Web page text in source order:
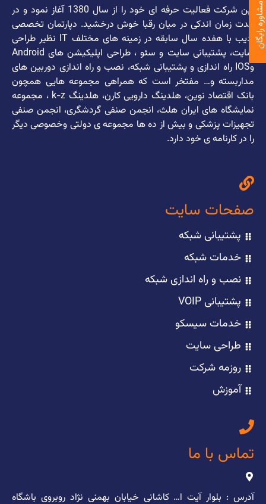
این شرکت فعالیت حرفه ای خود را از سال 1380 آغاز نمود و در
مدت زمان اندکی در میان رقبا خوش درخشید. دپارتمان تخصصی
ادیب با هفده سال سابقه در زمینه های مختلف IT نظیر طراحی
سایت، پشتیبانی سایت و سئو ، طراحی اپلیکیشن های Android
وIOS راه اندازی و پشتیبانی شبکه، نصب و راه اندازی دوربین های
مداربسته و… مفتخر است که همراهی مجموعه هایی همچون
بانک اقتصاد نوین، هلدینگ دارویی کارن، هلدینگ k-z ، مجموعه
نمایشگاه های ایران هلث، انجمن صنفی گردشگری، انجمن صنفی
تجهیزات پزشکی و بیش از ده ها مجموعه ی دولتی وخصوصی دیگر
را در کارنامه ی خود دارد.
صفحات سایت
پشتیبانی شبکه
خدمات شبکه
نصب و راه اندازی شبکه
پشتیبانی VOIP
خدمات سیسکو
طراحی سایت
روزمه شرکت
آموزش
تماس با ما
آدرس : بلوار آیت ا… کاشانی خیابان بهمنی نژاد روبروی باشگاه